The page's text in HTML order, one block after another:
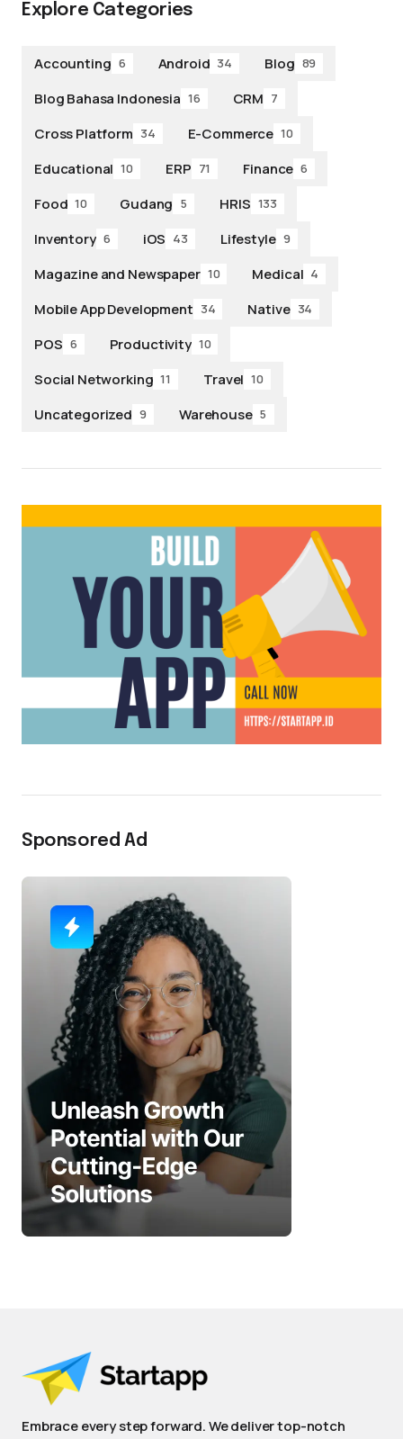
Explore Categories
Accounting 6 Android 34 Blog 89
Blog Bahasa Indonesia 16 CRM 7
Cross Platform 34 E-Commerce 10
Educational 10 ERP 71 Finance 6
Food 10 Gudang 5 HRIS 133
Inventory 6 iOS 43 Lifestyle 9
Magazine and Newspaper 10 Medical 4
Mobile App Development 34 Native 34
POS 6 Productivity 10
Social Networking 11 Travel 10
Uncategorized 9 Warehouse 5
Sponsored Ad
Embrace every step forward. We deliver top-notch